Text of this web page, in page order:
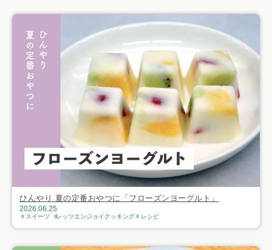
ひんやり 夏の定番おやつに「フローズンヨーグルト」
2026.06.25
スイーツ レッツエンジョイクッキング レシピ